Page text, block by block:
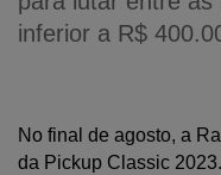
inferior a R$
No final de agosto, a
da Pickup Classic